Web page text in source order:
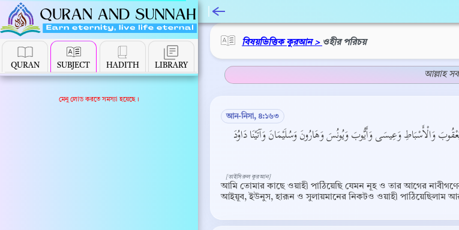
QURAN SUBJECT HADITH LIBRARY
মেনু লোড করতে সমস্যা হয়েছে।
বিষয়ভিত্তিক কুরআন > ওহীর পরিচয়
আল্লাহ
আন-নিসা, ৪:১৬৩
وَالْأَسْبَاطِ وَعِيسَى وَأَيُّوبَ وَيُونُسَ وَهَارُونَ وَسُلَيْمَانَ وَآتَيْنَا دَاوُدَ
আমি তোমার কাছে ওয়াহী পাঠিয়েছি যেমন নূহ ও তার আগের
আইয়ূব, ইউনুস, হারূন ও সুলায়মানের নিকটও ওয়াহী পাঠিয়েছিলাম
[তাইসিরুল কুরআন]